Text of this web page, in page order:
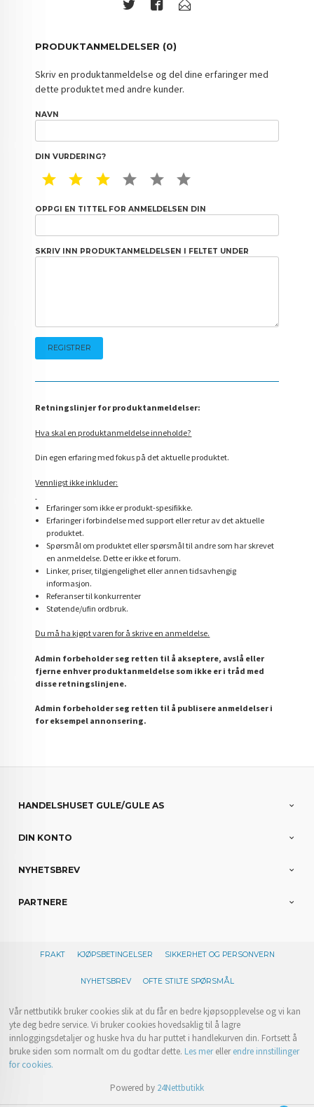
PRODUKTANMELDELSER (0)
Skriv en produktanmeldelse og del dine erfaringer med
dette produktet med andre kunder.
NAVN
DIN VURDERING?
1 STAR2 STAR3 STAR4 STAR5 STAR
OPPGI EN TITTEL FOR ANMELDELSEN DIN
SKRIV INN PRODUKTANMELDELSEN I FELTET UNDER
Retningslinjer for produktanmeldelser:
Hva skal en produktanmeldelse inneholde?
Din egen erfaring med fokus på det aktuelle produktet.
Vennligst ikke inkluder:
Erfaringer som ikke er produkt-spesifikke.
Erfaringer i forbindelse med support eller retur av det aktuelle
produktet.
Spørsmål om produktet eller spørsmål til andre som har skrevet
en anmeldelse. Dette er ikke et forum.
Linker, priser, tilgjengelighet eller annen tidsavhengig
informasjon.
Referanser til konkurrenter
Støtende/ufin ordbruk.
Du må ha kjøpt varen for å skrive en anmeldelse.
Admin forbeholder seg retten til å akseptere, avslå eller
fjerne enhver produktanmeldelse som ikke er i tråd med
disse retningslinjene.
Admin forbeholder seg retten til å publisere anmeldelser i
for eksempel annonsering.
HANDELSHUSET GULE/GULE AS
DIN KONTO
NYHETSBREV
PARTNERE
FRAKT KJØPSBETINGELSER SIKKERHET OG PERSONVERN
NYHETSBREV OFTE STILTE SPØRSMÅL
Vår nettbutikk bruker cookies slik at du får en bedre kjøpsopplevelse og vi kan
yte deg bedre service. Vi bruker cookies hovedsaklig til å lagre
innloggingsdetaljer og huske hva du har puttet i handlekurven din. Fortsett å
bruke siden som normalt om du godtar dette. Les merellerendre innstillinger
for cookies.
Powered by 24Nettbutikk